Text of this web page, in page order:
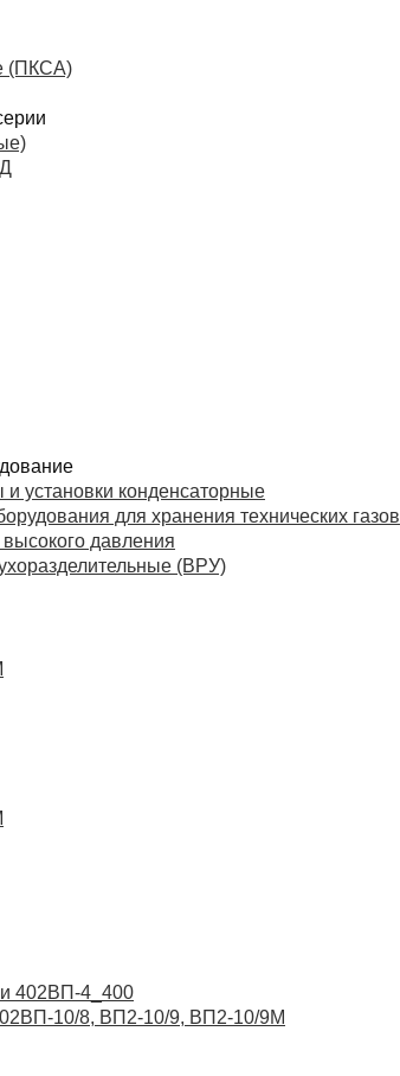
(ПКСА)
и установки конденсаторные
для хранения технических газов
давления
(ВРУ)
402ВП-4_400
10/8, ВП2-10/9, ВП2-10/9М